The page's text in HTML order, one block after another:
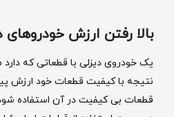
بالا رفتن ارزش خودروهای
یک خودروی دیزلی با قطعاتی که دارد
نتیجه با کیفیت قطعات خود ارزش
قطعات بی کیفیت در آن استفاده